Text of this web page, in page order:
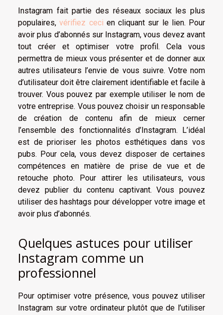
Instagram fait partie des réseaux sociaux les plus
populaires,vérifiez ceci en cliquant sur le lien. Pour
avoir plus d’abonnés sur Instagram, vous devez avant
tout créer et optimiser votre profil. Cela vous
permettra de mieux vous présenter et de donner aux
autres utilisateurs l’envie de vous suivre. Votre nom
d’utilisateur doit être clairement identifiable et facile à
trouver. Vous pouvez par exemple utiliser le nom de
votre entreprise. Vous pouvez choisir un responsable
de création de contenu afin de mieux cerner
l’ensemble des fonctionnalités d’Instagram. L’idéal
est de prioriser les photos esthétiques dans vos
pubs. Pour cela, vous devez disposer de certaines
compétences en matière de prise de vue et de
retouche photo. Pour attirer les utilisateurs, vous
devez publier du contenu captivant. Vous pouvez
utiliser des hashtags pour développer votre image et
avoir plus d’abonnés.
Quelques astuces pour utiliser
Instagram comme un
professionnel
Pour optimiser votre présence, vous pouvez utiliser
Instagram sur votre ordinateur plutôt que de l’utiliser